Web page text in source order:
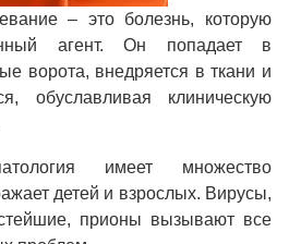
– это болезнь, которую
агент. Он попадает в
ворота, внедряется в ткани и
обуславливая клиническую
имеет множество
детей и взрослых. Вирусы,
прионы вызывают все